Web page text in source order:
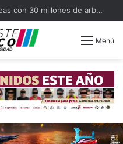
el cáncer cervicouterino
Menú